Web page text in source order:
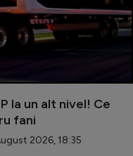
la un alt nivel! Ce
fani
2026, 18:35